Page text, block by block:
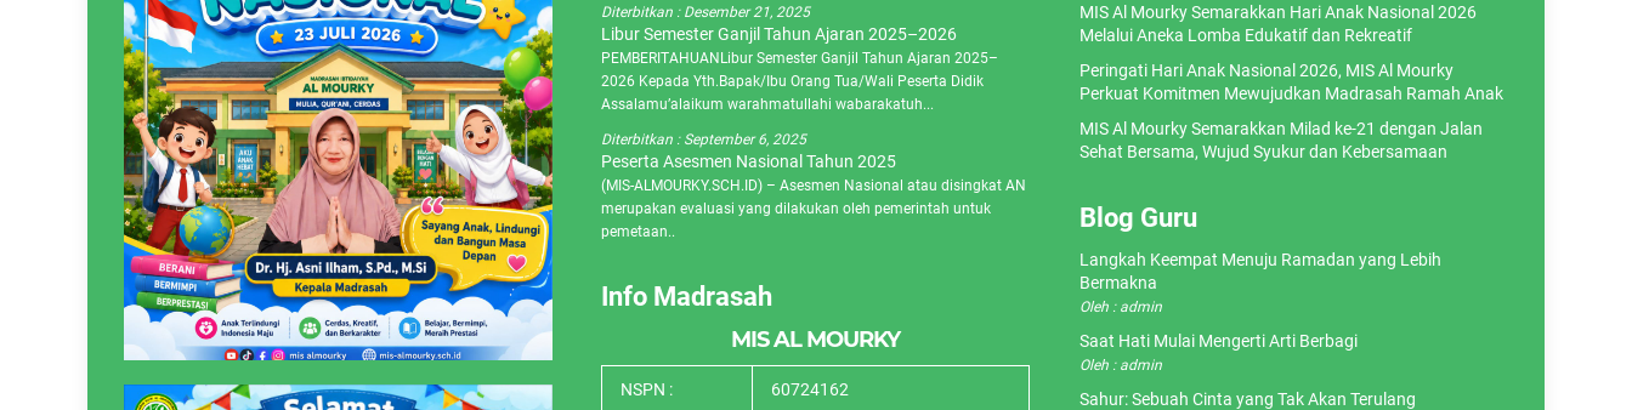
Diterbitkan : Desember 21, 2025
Libur Semester Ganjil Tahun Ajaran 2025–2026
PEMBERITAHUANLibur Semester Ganjil Tahun Ajaran 2025–
2026 Kepada Yth.Bapak/Ibu Orang Tua/Wali Peserta Didik
Assalamu’alaikum warahmatullahi wabarakatuh...
Diterbitkan : September 6, 2025
Peserta Asesmen Nasional Tahun 2025
(MIS-ALMOURKY.SCH.ID) – Asesmen Nasional atau disingkat AN
merupakan evaluasi yang dilakukan oleh pemerintah untuk
pemetaan..
Info Madrasah
MIS AL MOURKY
NSPN : 60724162
MIS Al Mourky Semarakkan Hari Anak Nasional 2026
Melalui Aneka Lomba Edukatif dan Rekreatif
Peringati Hari Anak Nasional 2026, MIS Al Mourky
Perkuat Komitmen Mewujudkan Madrasah Ramah Anak
MIS Al Mourky Semarakkan Milad ke-21 dengan Jalan
Sehat Bersama, Wujud Syukur dan Kebersamaan
Blog Guru
Langkah Keempat Menuju Ramadan yang Lebih
Bermakna
Oleh : admin
Saat Hati Mulai Mengerti Arti Berbagi
Oleh : admin
Sahur: Sebuah Cinta yang Tak Akan Terulang